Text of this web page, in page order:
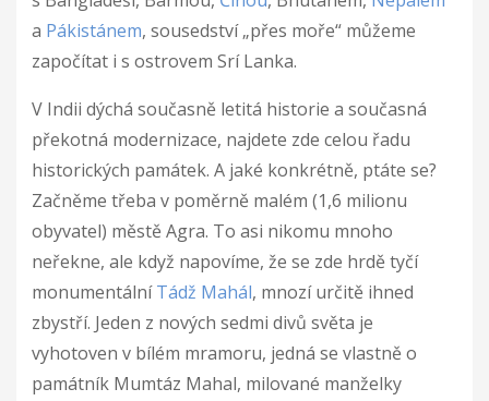
a Pákistánem, sousedství „přes moře“ můžeme
započítat i s ostrovem Srí Lanka.
V Indii dýchá současně letitá historie a současná
překotná modernizace, najdete zde celou řadu
historických památek. A jaké konkrétně, ptáte se?
Začněme třeba v poměrně malém (1,6 milionu
obyvatel) městě Agra. To asi nikomu mnoho
neřekne, ale když napovíme, že se zde hrdě tyčí
monumentálníTádž Mahál, mnozí určitě ihned
zbystří. Jeden z nových sedmi divů světa je
vyhotoven v bílém mramoru, jedná se vlastně o
památník Mumtáz Mahal, milované manželky